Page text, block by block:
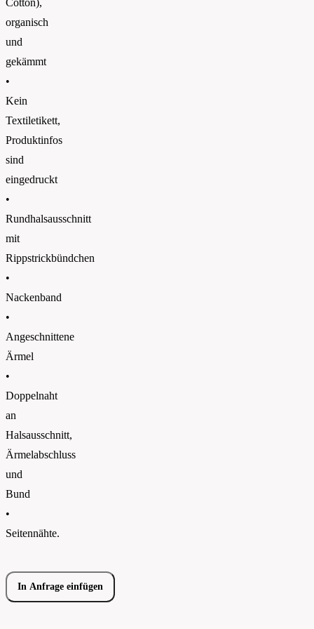
Cotton),
organisch
und
gekämmt
•
Kein
Textiletikett,
Produktinfos
sind
eingedruckt
•
Rundhalsausschnitt
mit
Rippstrickbündchen
•
Nackenband
•
Angeschnittene
Ärmel
•
Doppelnaht
an
Halsausschnitt,
Ärmelabschluss
und
Bund
•
Seitennähte.
In Anfrage einfügen